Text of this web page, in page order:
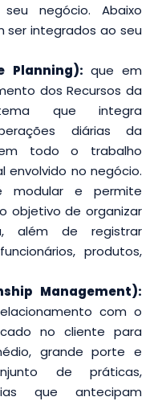
negócio. Abaixo
ser integrados ao seu
Planning): que em
dos Recursos da
que integra
diárias da
todo o trabalho
envolvido no negócio.
modular e permite
objetivo de organizar
além de registrar
produtos,
Management):
com o
no cliente para
grande porte e
de práticas,
que antecipam